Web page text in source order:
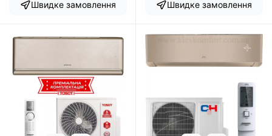
Швидке замовлення Швидке замовлення